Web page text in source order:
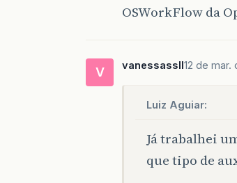
OSWorkFlow da
V vanessassll12 de mar.
Luiz Aguiar:
Já trabalhei
que tipo de